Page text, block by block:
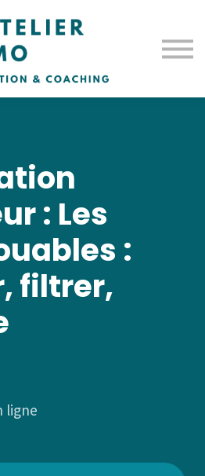
en charge
: Les
:
filtrer,
ligne